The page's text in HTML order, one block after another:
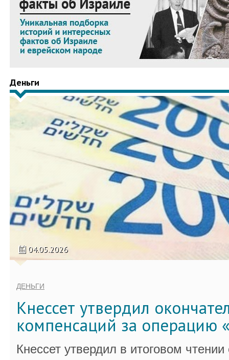
Деньги
04.05.2026
ДЕНЬГИ
Кнессет утвердил
компенсаций за операцию
Кнессет утвердил в итоговом